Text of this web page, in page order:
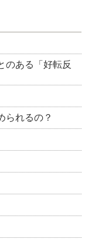
のある「好転反
られるの？